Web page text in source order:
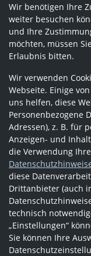
Wir benötigen Ihre
weiter besuchen
und Ihre
möchten, müssen
Erlaubnis bitten.
Wir verwenden
Webseite. Einige
uns helfen, diese
Personenbezogene
Adressen), z. B. für
Anzeigen- und
die Verwendung
diese
Drittanbieter (auch
technisch
„Einstellungen“
Sie können Ihre